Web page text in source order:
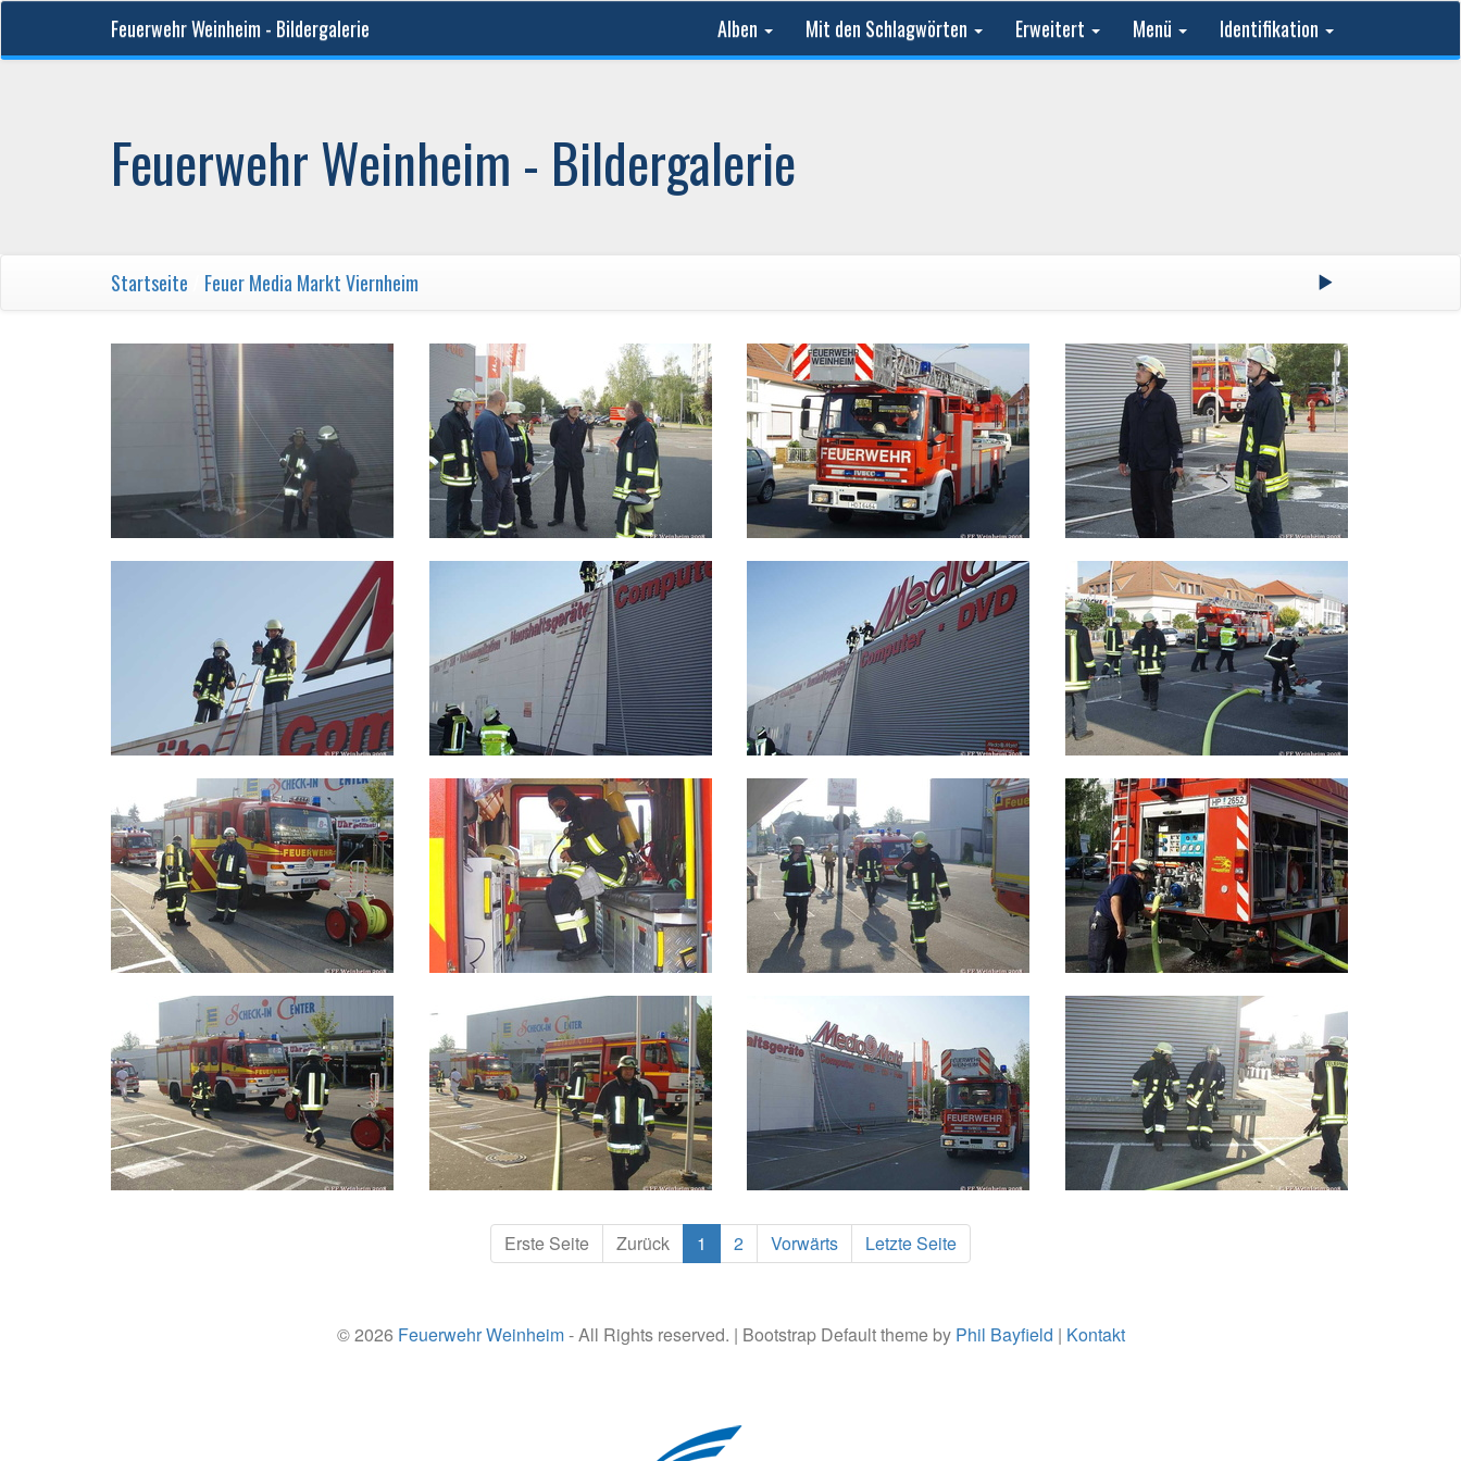
Feuerwehr Weinheim - Bildergalerie Alben Mit den Schlagwörten Erweitert Menü Identifikation
Feuerwehr Weinheim - Bildergalerie
Startseite Feuer Media Markt Viernheim
Erste Seite Zurück 1 2 Vorwärts Letzte Seite
© 2026 Feuerwehr Weinheim- All Rights reserved. | Bootstrap Default theme by Phil Bayfield | Kontakt